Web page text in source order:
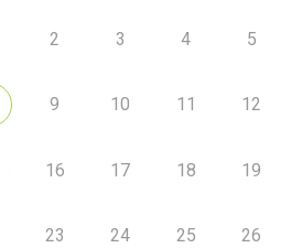
2 3 4 5
9 10 11 12
16 17 18 19
23 24 25 26